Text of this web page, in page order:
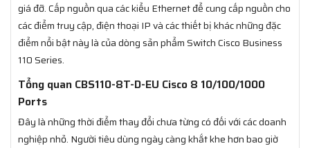
giá đỡ. Cấp nguồn qua các kiểu Ethernet để cung cấp nguồn cho
các điểm truy cập, điện thoại IP và các thiết bị khác những đặc
điểm nổi bật này là của dòng sản phẩm Switch Cisco Business
110 Series.
Tổng quan CBS110-8T-D-EU Cisco 8 10/100/1000
Ports
Đây là những thời điểm thay đổi chưa từng có đối với các doanh
nghiệp nhỏ. Người tiêu dùng ngày càng khắt khe hơn bao giờ